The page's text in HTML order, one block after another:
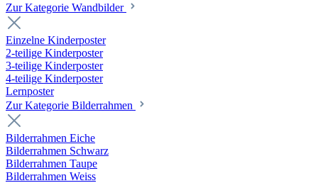
Zur Kategorie Wandbilder
Einzelne Kinderposter
2-teilige Kinderposter
3-teilige Kinderposter
4-teilige Kinderposter
Lernposter
Zur Kategorie Bilderrahmen
Bilderrahmen Eiche
Bilderrahmen Schwarz
Bilderrahmen Taupe
Bilderrahmen Weiss